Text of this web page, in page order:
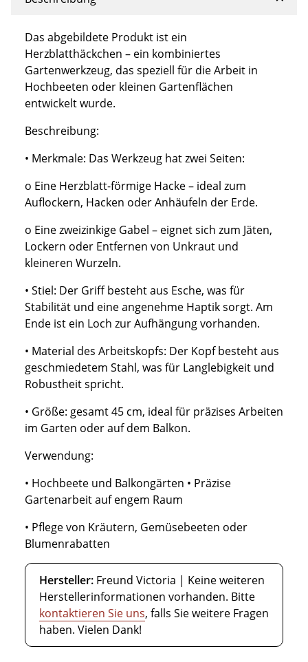
Das abgebildete Produkt ist ein
Herzblatthäckchen – ein kombiniertes
Gartenwerkzeug, das speziell für die Arbeit in
Hochbeeten oder kleinen Gartenflächen
entwickelt wurde.
Beschreibung:
• Merkmale: Das Werkzeug hat zwei Seiten:
o Eine Herzblatt-förmige Hacke – ideal zum
Auflockern, Hacken oder Anhäufeln der Erde.
o Eine zweizinkige Gabel – eignet sich zum Jäten,
Lockern oder Entfernen von Unkraut und
kleineren Wurzeln.
• Stiel: Der Griff besteht aus Esche, was für
Stabilität und eine angenehme Haptik sorgt. Am
Ende ist ein Loch zur Aufhängung vorhanden.
• Material des Arbeitskopfs: Der Kopf besteht aus
geschmiedetem Stahl, was für Langlebigkeit und
Robustheit spricht.
• Größe: gesamt 45 cm, ideal für präzises Arbeiten
im Garten oder auf dem Balkon.
Verwendung:
• Hochbeete und Balkongärten • Präzise
Gartenarbeit auf engem Raum
• Pflege von Kräutern, Gemüsebeeten oder
Blumenrabatten
Hersteller: Freund Victoria | Keine weiteren
Herstellerinformationen vorhanden. Bitte
kontaktieren Sie uns, falls Sie weitere Fragen
haben. Vielen Dank!